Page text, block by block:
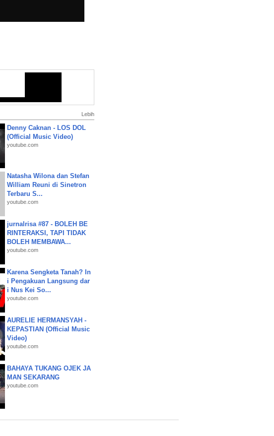
Lebih
Denny Caknan - LOS DOL
(Official Music Video)
youtube.com
Natasha Wilona dan Stefan
William Reuni di Sinetron
Terbaru S...
youtube.com
jurnalrisa #87 - BOLEH BE
RINTERAKSI, TAPI TIDAK
BOLEH MEMBAWA...
youtube.com
Karena Sengketa Tanah? In
i Pengakuan Langsung dar
i Nus Kei So...
youtube.com
AURELIE HERMANSYAH -
KEPASTIAN (Official Music
Video)
youtube.com
BAHAYA TUKANG OJEK JA
MAN SEKARANG
youtube.com